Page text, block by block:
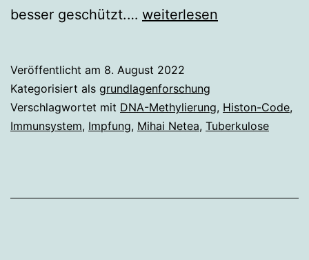
besser geschützt.… Tuberkulose-
unspezifisches
Immunsystem
weiterlesen
Veröffentlicht am 8. August 2022
Kategorisiert als grundlagenforschung
Verschlagwortet mit DNA-Methylierung, Histon-Code,
Immunsystem, Impfung, Mihai Netea, Tuberkulose